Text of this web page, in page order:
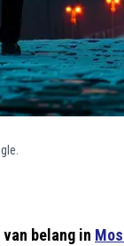
belang in